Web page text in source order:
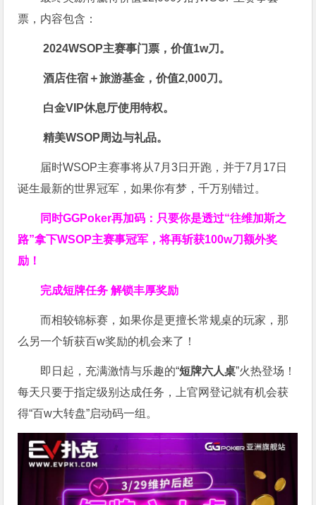
票，内容包含：
2024WSOP主赛事门票，价值1w刀。
酒店住宿＋旅游基金，价值2,000刀。
白金VIP休息厅使用特权。
精美WSOP周边与礼品。
届时WSOP主赛事将从7月3日开跑，并于7月17日
诞生最新的世界冠军，如果你有梦，千万别错过。
同时GGPoker再加码：只要你是透过“往维加斯之
路”拿下WSOP主赛事冠军，将再斩获100w刀额外奖
励！
完成短牌任务 解锁丰厚奖励
而相较锦标赛，如果你是更擅长常规桌的玩家，那
么另一个斩获百w奖励的机会来了！
即日起，充满激情与乐趣的“短牌六人桌”火热登场！
每天只要于指定级别达成任务，上官网登记就有机会获
得“百w大转盘”启动码一组。